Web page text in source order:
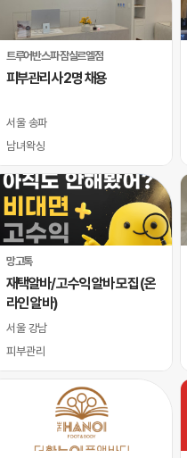
트루어반스파 잠실르엘점
피부관리사 2명 채용
서울 송파
남녀왁싱
망고톡
재택알바/ 고수익 알바 모집 (온
라인 알바)
서울 강남
피부관리